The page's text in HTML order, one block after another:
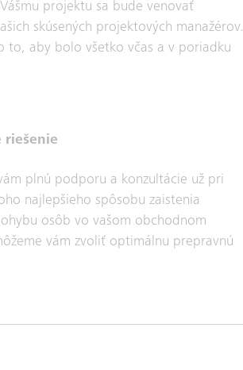
projektu sa bude venovať
skúsených projektových manažérov.
to, aby bolo všetko včas a v poriadku
riešenie
plnú podporu a konzultácie už pri
najlepšieho spôsobu zaistenia
osôb vo vašom obchodnom
vám zvoliť optimálnu prepravnú